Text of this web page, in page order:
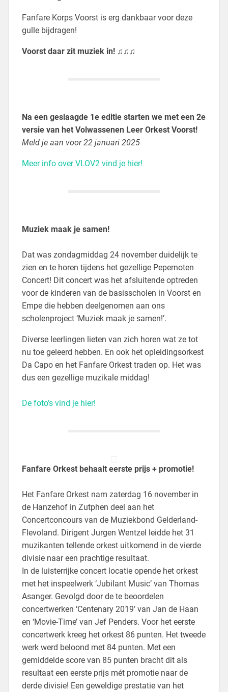
Fanfare Korps Voorst is erg dankbaar voor deze
gulle bijdragen!
Voorst daar zit muziek in! ♫♫♫
Na een geslaagde 1e editie starten we met een 2e
versie van hetVolwassenen Leer Orkest Voorst!
Meld je aan voor 22 januari 2025
Meer info over VLOV2 vind je hier!
Muziek maak je samen!
Dat was zondagmiddag 24 november duidelijk te
zien en te horen tijdens het gezellige Pepernoten
Concert! Dit concert was het afsluitende optreden
voor de kinderen van de basisscholen in Voorst en
Empe die hebben deelgenomen aan ons
scholenproject ‘Muziek maak je samen!’.
Diverse leerlingen lieten van zich horen wat ze tot
nu toe geleerd hebben. En ook het opleidingsorkest
Da Capo en het Fanfare Orkest traden op. Het was
dus een gezellige muzikale middag!
De foto’s vind je hier!
Fanfare Orkest behaalt eerste prijs + promotie!
Het Fanfare Orkest nam zaterdag 16 november in
de Hanzehof in Zutphen deel aan het
Concertconcours van de Muziekbond Gelderland-
Flevoland. Dirigent Jurgen Wentzel leidde het 31
muzikanten tellende orkest uitkomend in de vierde
divisie naar een prachtige resultaat.
In de luisterrijke concert locatie opende het orkest
met het inspeelwerk ‘Jubilant Music’ van Thomas
Asanger. Gevolgd door de te beoordelen
concertwerken ‘Centenary 2019’ van Jan de Haan
en ‘Movie-Time’ van Jef Penders. Voor het eerste
concertwerk kreeg het orkest 86 punten. Het tweede
werk werd beloond met 84 punten. Met een
gemiddelde score van 85 punten bracht dit als
resultaat een eerste prijs mét promotie naar de
derde divisie! Een geweldige prestatie van het